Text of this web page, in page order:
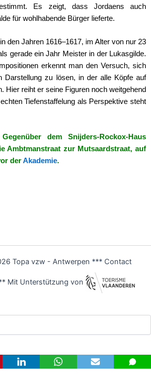
Es zeigt, dass Jordaens auch
für wohlhabende Bürger lieferte.
den Jahren 1616–1617, im Alter von nur 23
gerade ein Jahr Meister in der Lukasgilde.
erkennt man den Versuch, sich
Darstellung zu lösen, in der alle Köpfe auf
Hier reiht er seine Figuren noch weitgehend
Tiefenstaffelung als Perspektive steht
dem Snijders-Rockox-Haus
Ambtmanstraat zur Mutsaardstraat, auf
derAkademie.
Topa vzw - Antwerpen *** Contact
Mit Unterstützung von